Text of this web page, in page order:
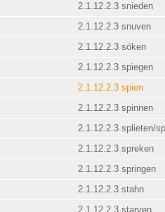
2.1.12.2.3 snieden
2.1.12.2.3 snuven
2.1.12.2.3 söken
2.1.12.2.3 spiegen
2.1.12.2.3 spien
2.1.12.2.3 spinnen
2.1.12.2.3 splieten/
2.1.12.2.3 spreken
2.1.12.2.3 springen
2.1.12.2.3 stahn
2.1.12.2.3 starven